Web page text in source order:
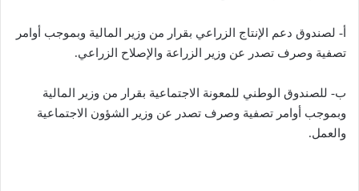
أ-‌ لصندوق دعم الإنتاج الزراعي بقرار من وزير المالية وبموجب أوامر
تصفية وصرف تصدر عن وزير الزراعة والإصلاح الزراعي.
ب‌- للصندوق الوطني للمعونة الاجتماعية بقرار من وزير المالية
وبموجب أوامر تصفية وصرف تصدر عن وزير الشؤون الاجتماعية
والعمل.